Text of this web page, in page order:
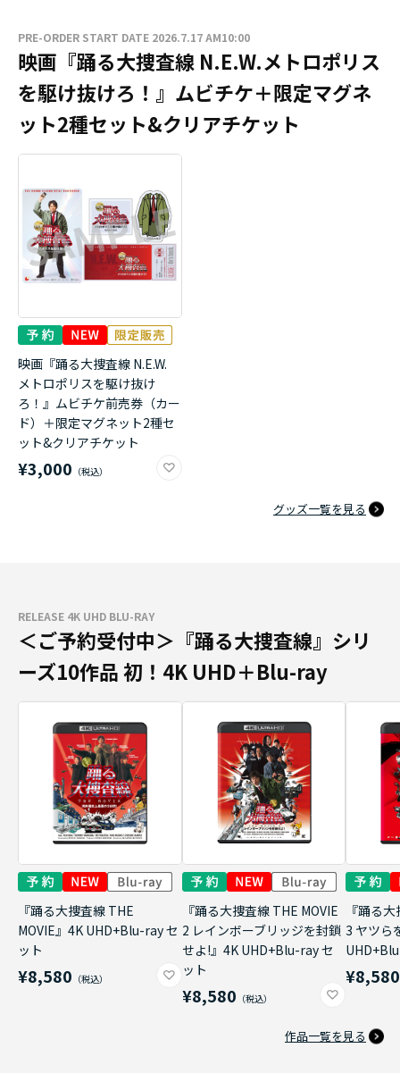
PRE-ORDER START DATE 2026.7.17 AM10:00
映画『踊る大捜査線 N.E.W.メトロポリス
を駆け抜けろ！』ムビチケ＋限定マグネ
ット2種セット&クリアチケット
映画『踊る大捜査線 N.E.W.
メトロポリスを駆け抜け
ろ！』ムビチケ前売券（カー
ド）＋限定マグネット2種セ
ット&クリアチケット
¥3,000
グッズ一覧を見る
RELEASE 4K UHD BLU-RAY
＜ご予約受付中＞『踊る大捜査線』シリ
ーズ10作品 初！4K UHD＋Blu-ray
『踊る大捜査線 THE
MOVIE』4K UHD+Blu-ray セ
ット
¥8,580
『踊る大捜査線 THE MOVIE
2 レインボーブリッジを封鎖
せよ!』4K UHD+Blu-ray セ
ット
¥8,580
『踊る
3 ヤツら
¥8,580
作品一覧を見る